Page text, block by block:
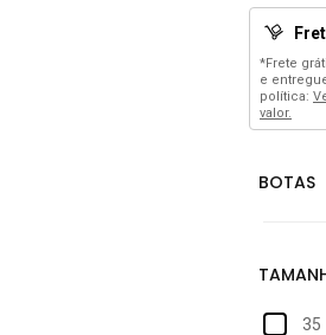
*Frete
e
política:
valor.
35